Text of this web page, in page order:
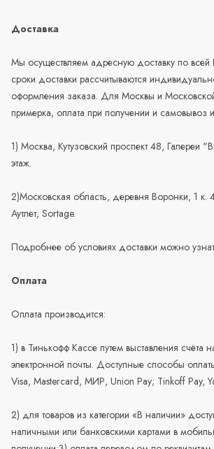
Доставка
Мы осуществляем адресную доставку по всей
сроки доставки рассчитываются
оформления заказа. Для Москвы и
примерка, оплата при получении и самовывоз
1) Москва, Кутузовский проспект 48, Галереи
этаж.
2)Московская область, деревня Воронки, 1 к.
Аутлет, Sortage.
Подробнее об условиях доставки можно
Оплата
Оплата производится:
1) в Тинькофф Кассе путем выставления счёта
электронной почты. Доступные способы
Visa, Mastercard, МИР, Union Pay; Tinkoff Pay,
2) для товаров из категории «В наличии»
наличными или банковскими картами в